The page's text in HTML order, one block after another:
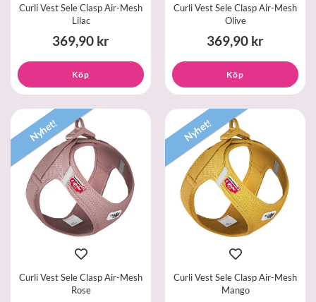
Curli Vest Sele Clasp Air-Mesh
Lilac
369,90 kr
Köp
Curli Vest Sele Clasp Air-Mesh
Olive
369,90 kr
Köp
Nyhet!
Curli Vest Sele Clasp Air-Mesh
Rose
Nyhet!
Curli Vest Sele Clasp Air-Mesh
Mango